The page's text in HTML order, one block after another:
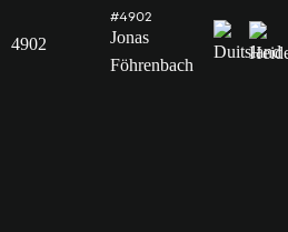
4902
#4902
Jonas
Föhrenbach